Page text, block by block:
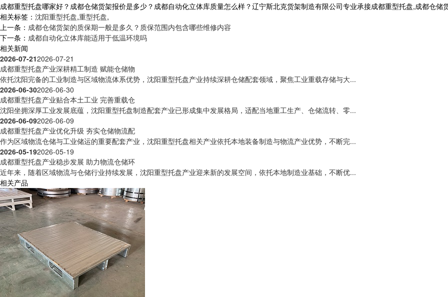
成都重型托盘哪家好？成都仓储货架报价是多少？成都自动化立体库质量怎么样？辽宁斯北克货架制造有限公司专业承接成都重型托盘,成都仓
相关标签： 沈阳重型托盘,重型托盘,
上一条： 成都仓储货架的质保期一般是多久？质保范围内包含哪些维修内容
下一条： 成都自动化立体库能适用于低温环境吗
相关新闻
2026-07-212026-07-21
成都重型托盘产业深耕精工制造 赋能仓储物
依托沈阳完备的工业制造与区域物流体系优势，沈阳重型托盘产业持续深耕仓储配套领域，聚焦工业重载存储与大...
2026-06-302026-06-30
成都重型托盘产业贴合本土工业 完善重载仓
沈阳坐拥深厚工业发展底蕴，沈阳重型托盘制造配套产业已形成集中发展格局，适配当地重工生产、仓储流转、零...
2026-06-092026-06-09
成都重型托盘产业优化升级 夯实仓储物流配
作为区域物流仓储与工业储运的重要配套产业，沈阳重型托盘相关产业依托本地装备制造与物流产业优势，不断完...
2026-05-192026-05-19
成都重型托盘产业稳步发展 助力物流仓储环
近年来，随着区域物流与仓储行业持续发展，沈阳重型托盘产业迎来新的发展空间，依托本地制造业基础，不断优...
相关产品